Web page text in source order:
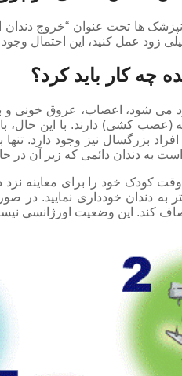
ها تحت عنوان “خروج دندان
زود عمل کنید، این احتمال وجود
چه کار باید کرد؟
می شود، اعصاب، عروق خونی و
(عصب کشی) دارند. با این حال،
افراد بزرگسال نیز وجود دارد.
است به دندان دائمی که زیر آن
کودک خود را برای معاینه نزد
به دندان خودداری نمایید. در
کند. این وضعیت اورژانسی